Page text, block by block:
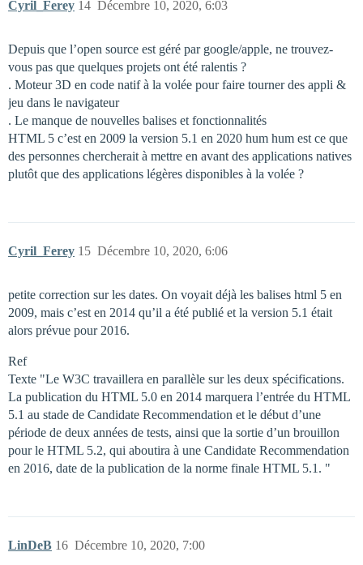
Cyril_Ferey Décembre 10, 2020, 6:03
14
Depuis que l’open source est géré par google/apple, ne trouvez-
vous pas que quelques projets ont été ralentis ?
. Moteur 3D en code natif à la volée pour faire tourner des appli &
jeu dans le navigateur
. Le manque de nouvelles balises et fonctionnalités
HTML 5 c’est en 2009 la version 5.1 en 2020 hum hum est ce que
des personnes chercherait à mettre en avant des applications natives
plutôt que des applications légères disponibles à la volée ?
Cyril_Ferey Décembre 10, 2020, 6:06
15
petite correction sur les dates. On voyait déjà les balises html 5 en
2009, mais c’est en 2014 qu’il a été publié et la version 5.1 était
alors prévue pour 2016.
Ref
Texte "Le W3C travaillera en parallèle sur les deux spécifications.
La publication du HTML 5.0 en 2014 marquera l’entrée du HTML
5.1 au stade de Candidate Recommendation et le début d’une
période de deux années de tests, ainsi que la sortie d’un brouillon
pour le HTML 5.2, qui aboutira à une Candidate Recommendation
en 2016, date de la publication de la norme finale HTML 5.1. "
LinDeB Décembre 10, 2020, 7:00
16